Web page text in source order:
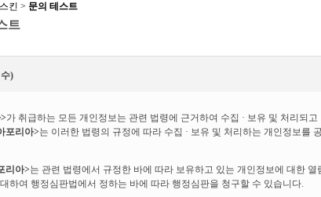
킨 > 문의 테스트
트
)
가 취급하는 모든 개인정보는 관련 법령에 근거하여 수집 · 보유 및 처리되
포리아>는 이러한 법령의 규정에 따라 수집 · 보유 및 처리하는 개인정보를
리아>는 관련 법령에서 규정한 바에 따라 보유하고 있는 개인정보에 대한
하여 행정심판법에서 정하는 바에 따라 행정심판을 청구할 수 있습니다.